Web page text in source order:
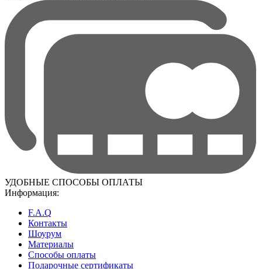
УДОБНЫЕ СПОСОБЫ ОПЛАТЫ
Информация:
F.A.Q
Контакты
Шоурум
Материалы
Способы оплаты
Подарочные сертификаты